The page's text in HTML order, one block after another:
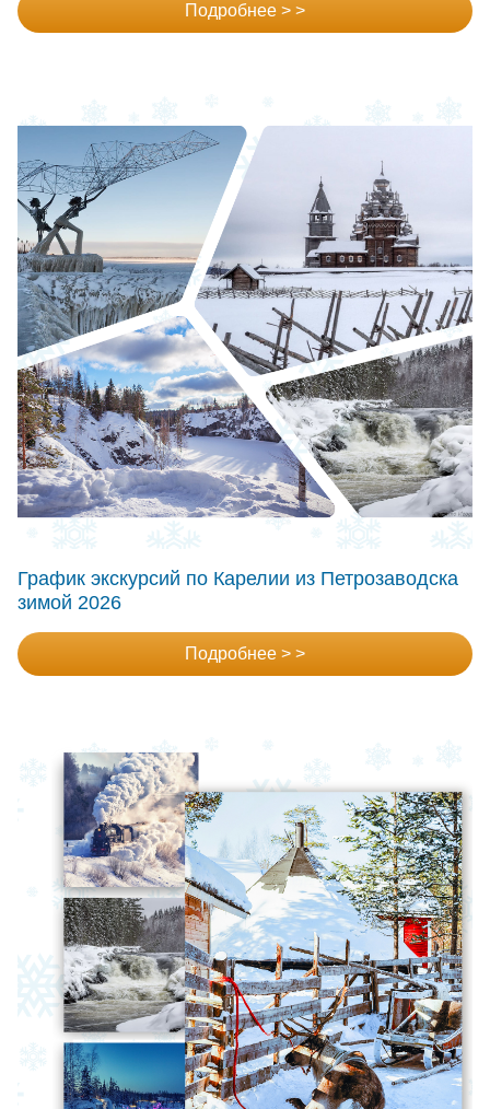
Подробнее > >
График экскурсий по Карелии из Петрозаводска
зимой 2026
Подробнее > >